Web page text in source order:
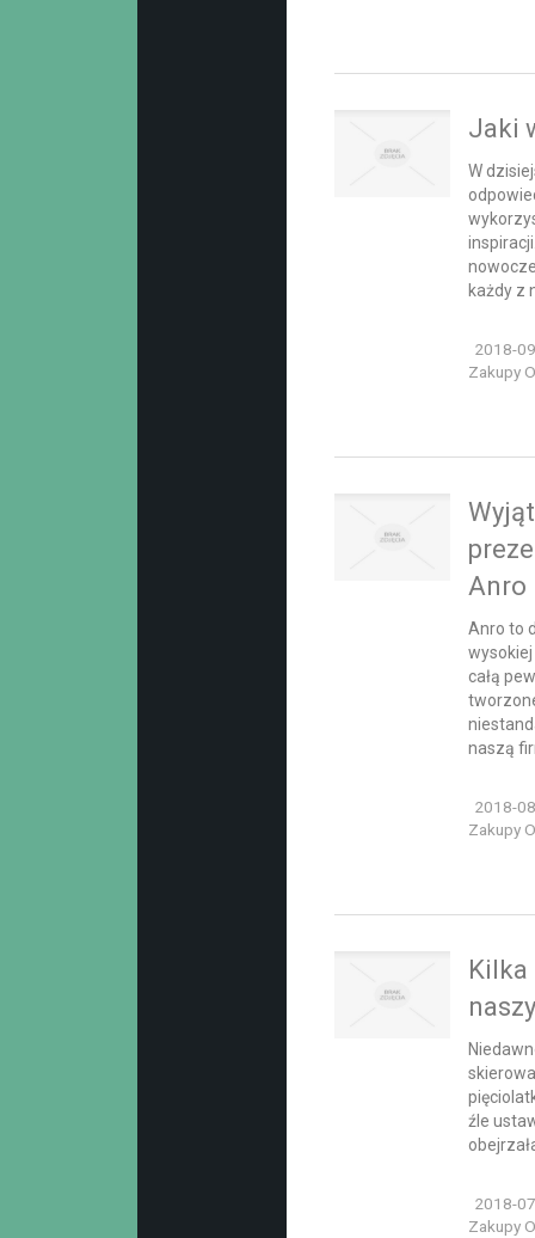
Jaki
W
każdy z
2018-
Zakupy
Anro
Anro to
całą
naszą
2018-
Zakupy
Kilka
źle
2018-
Zakupy